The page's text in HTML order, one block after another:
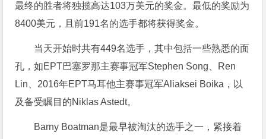
最终的胜者将独揽高达103万美元的奖金。最低的奖励为
8400美元，且前191名的选手都将获得奖金。
当天开始时共有449名选手，其中包括一些熟悉的面
孔，如EPT巴塞罗那主赛事冠军Stephen Song、Ren
Lin、2016年EPT马耳他主赛事冠军Aliaksei Boika，以
及备受瞩目的Niklas Astedt。
Barny Boatman是最早被淘汰的选手之一，紧接着